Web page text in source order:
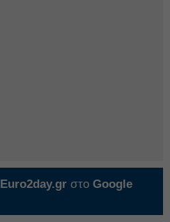
Euro2day.gr στο Google